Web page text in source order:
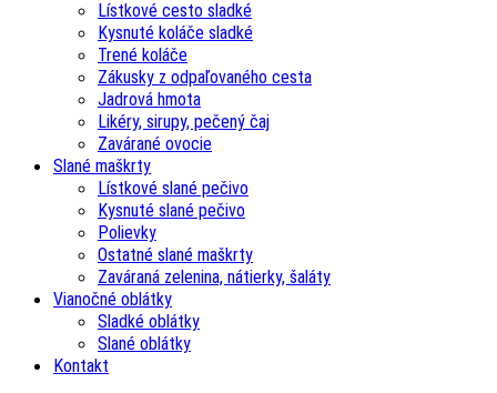
Lístkové cesto sladké
Kysnuté koláče sladké
Trené koláče
Zákusky z odpaľovaného cesta
Jadrová hmota
Likéry, sirupy, pečený čaj
Zavárané ovocie
Slané maškrty
Lístkové slané pečivo
Kysnuté slané pečivo
Polievky
Ostatné slané maškrty
Zaváraná zelenina, nátierky, šaláty
Vianočné oblátky
Sladké oblátky
Slané oblátky
Kontakt